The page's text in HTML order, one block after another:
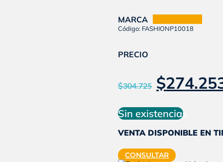
MARCA
Código: FASHIONP10018
PRECIO
$304.725 El
original
era:
$304.725.
$
Sin existencias
VENTA DISPONIBLE EN
CONSULTAR